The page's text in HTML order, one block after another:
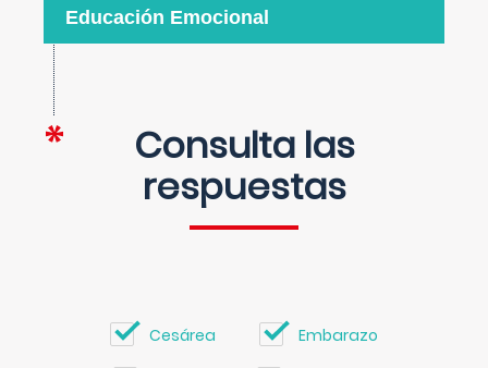
Educación Emocional
Consulta las
respuestas
Cesárea Embarazo